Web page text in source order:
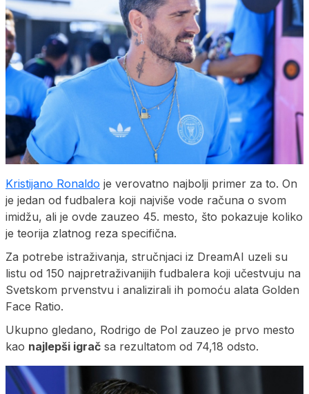
Kristijano Ronaldo je verovatno najbolji primer za to. On
je jedan od fudbalera koji najviše vode računa o svom
imidžu, ali je ovde zauzeo 45. mesto, što pokazuje koliko
je teorija zlatnog reza specifična.
Za potrebe istraživanja, stručnjaci iz DreamAI uzeli su
listu od 150 najpretraživanijih fudbalera koji učestvuju na
Svetskom prvenstvu i analizirali ih pomoću alata Golden
Face Ratio.
Ukupno gledano, Rodrigo de Pol zauzeo je prvo mesto
kao najlepši igrač sa rezultatom od 74,18 odsto.